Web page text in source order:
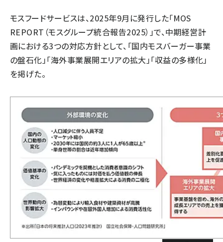
モスフードサービスは、2025年9月に発行した「MOS
REPORT（モスグループ統合報告2025）」で、中期経営計
画における3つの対応方針として、「国内モスバーガー事業
の盤石化」「海外事業展開エリアの拡大」「収益の多様化」
を掲げた。